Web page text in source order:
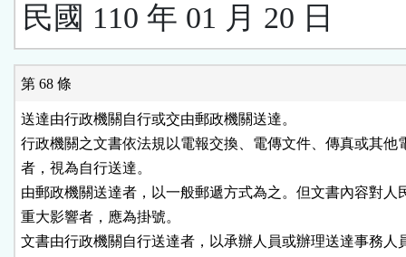
民國 110 年 01 月 20 日
第 68 條
送達由行政機關自行或交由郵政機關送達。
行政機關之文書依法規以電報交換、電傳文件、傳真或其他
者，視為自行送達。
由郵政機關送達者，以一般郵遞方式為之。但文書內容對人
重大影響者，應為掛號。
文書由行政機關自行送達者，以承辦人員或辦理送達事務人